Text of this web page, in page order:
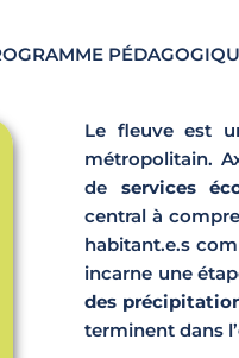
Le fleuve est
métropolitain.
de services
central à
habitant.e.s
incarne une
des
terminent dans l’